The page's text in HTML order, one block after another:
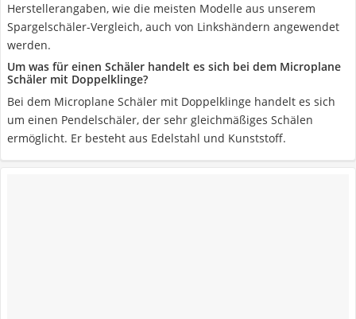
Herstellerangaben, wie die meisten Modelle aus unserem
Spargelschäler-Vergleich, auch von Linkshändern angewendet
werden.
Um was für einen Schäler handelt es sich bei dem Microplane
Schäler mit Doppelklinge?
Bei dem Microplane Schäler mit Doppelklinge handelt es sich
um einen Pendelschäler, der sehr gleichmäßiges Schälen
ermöglicht. Er besteht aus Edelstahl und Kunststoff.